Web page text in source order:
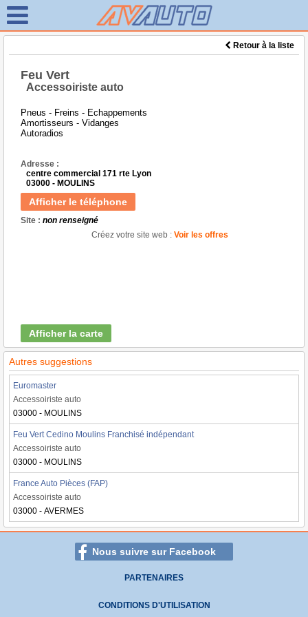
Retour à la liste
Feu Vert
Accessoiriste auto
Pneus - Freins - Echappements
Amortisseurs - Vidanges
Autoradios
Adresse :
centre commercial 171 rte Lyon
03000 - MOULINS
Afficher le téléphone
Site : non renseigné
Créez votre site web : Voir les offres
Afficher la carte
Autres suggestions
Euromaster
Accessoiriste auto
03000 - MOULINS
Feu Vert Cedino Moulins Franchisé indépendant
Accessoiriste auto
03000 - MOULINS
France Auto Pièces (FAP)
Accessoiriste auto
03000 - AVERMES
Nous suivre sur Facebook
PARTENAIRES
CONDITIONS D'UTILISATION